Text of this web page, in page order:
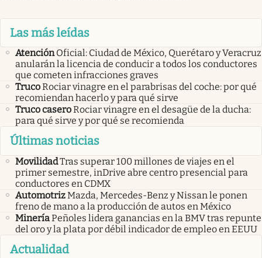
Las más leídas
Atención Oficial: Ciudad de México, Querétaro y Veracruz
anularán la licencia de conducir a todos los conductores
que cometen infracciones graves
TrucoRociar vinagre en el parabrisas del coche: por qué
recomiendan hacerlo y para qué sirve
Truco caseroRociar vinagre en el desagüe de la ducha:
para qué sirve y por qué se recomienda
Últimas noticias
MovilidadTras superar 100 millones de viajes en el
primer semestre, inDrive abre centro presencial para
conductores en CDMX
AutomotrizMazda, Mercedes-Benz y Nissan le ponen
freno de mano a la producción de autos en México
MineríaPeñoles lidera ganancias en la BMV tras repunte
del oro y la plata por débil indicador de empleo en EEUU
Actualidad